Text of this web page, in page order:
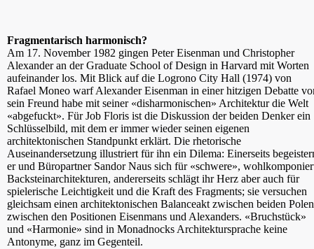
Fragmentarisch harmonisch?
Am 17. November 1982 gingen Peter Eisenman und Christopher
Alexander an der Graduate School of Design in Harvard mit Worten
aufeinander los. Mit Blick auf die Logrono City Hall (1974) von
Rafael Moneo warf Alexander Eisenman in einer hitzigen Debatte
sein Freund habe mit seiner «disharmonischen» Architektur die Welt
«abgefuckt». Für Job Floris ist die Diskussion der beiden Denker ein
Schlüsselbild, mit dem er immer wieder seinen eigenen
architektonischen Standpunkt erklärt. Die rhetorische
Auseinandersetzung illustriert für ihn ein Dilema: Einerseits
er und Büropartner Sandor Naus sich für «schwere»,
Backsteinarchitekturen, andererseits schlägt ihr Herz aber auch für
spielerische Leichtigkeit und die Kraft des Fragments; sie versuchen
gleichsam einen architektonischen Balanceakt zwischen beiden
zwischen den Positionen Eisenmans und Alexanders. «Bruchstück»
und «Harmonie» sind in Monadnocks Architektursprache keine
Antonyme, ganz im Gegenteil.